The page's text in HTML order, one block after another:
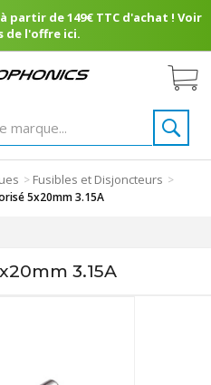
de 149€ TTC d'achat ! Voir
de l'offre ici.
> Fusibles et Disjoncteurs >
5x20mm 3.15A
3.15A